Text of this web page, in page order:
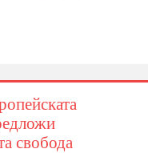
свобода